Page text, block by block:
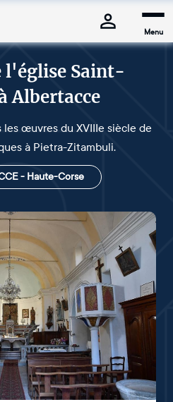
Menu
l'église Saint-
Albertacce
les œuvres du XVIIIe siècle de
à Pietra-Zitambuli.
- Haute-Corse